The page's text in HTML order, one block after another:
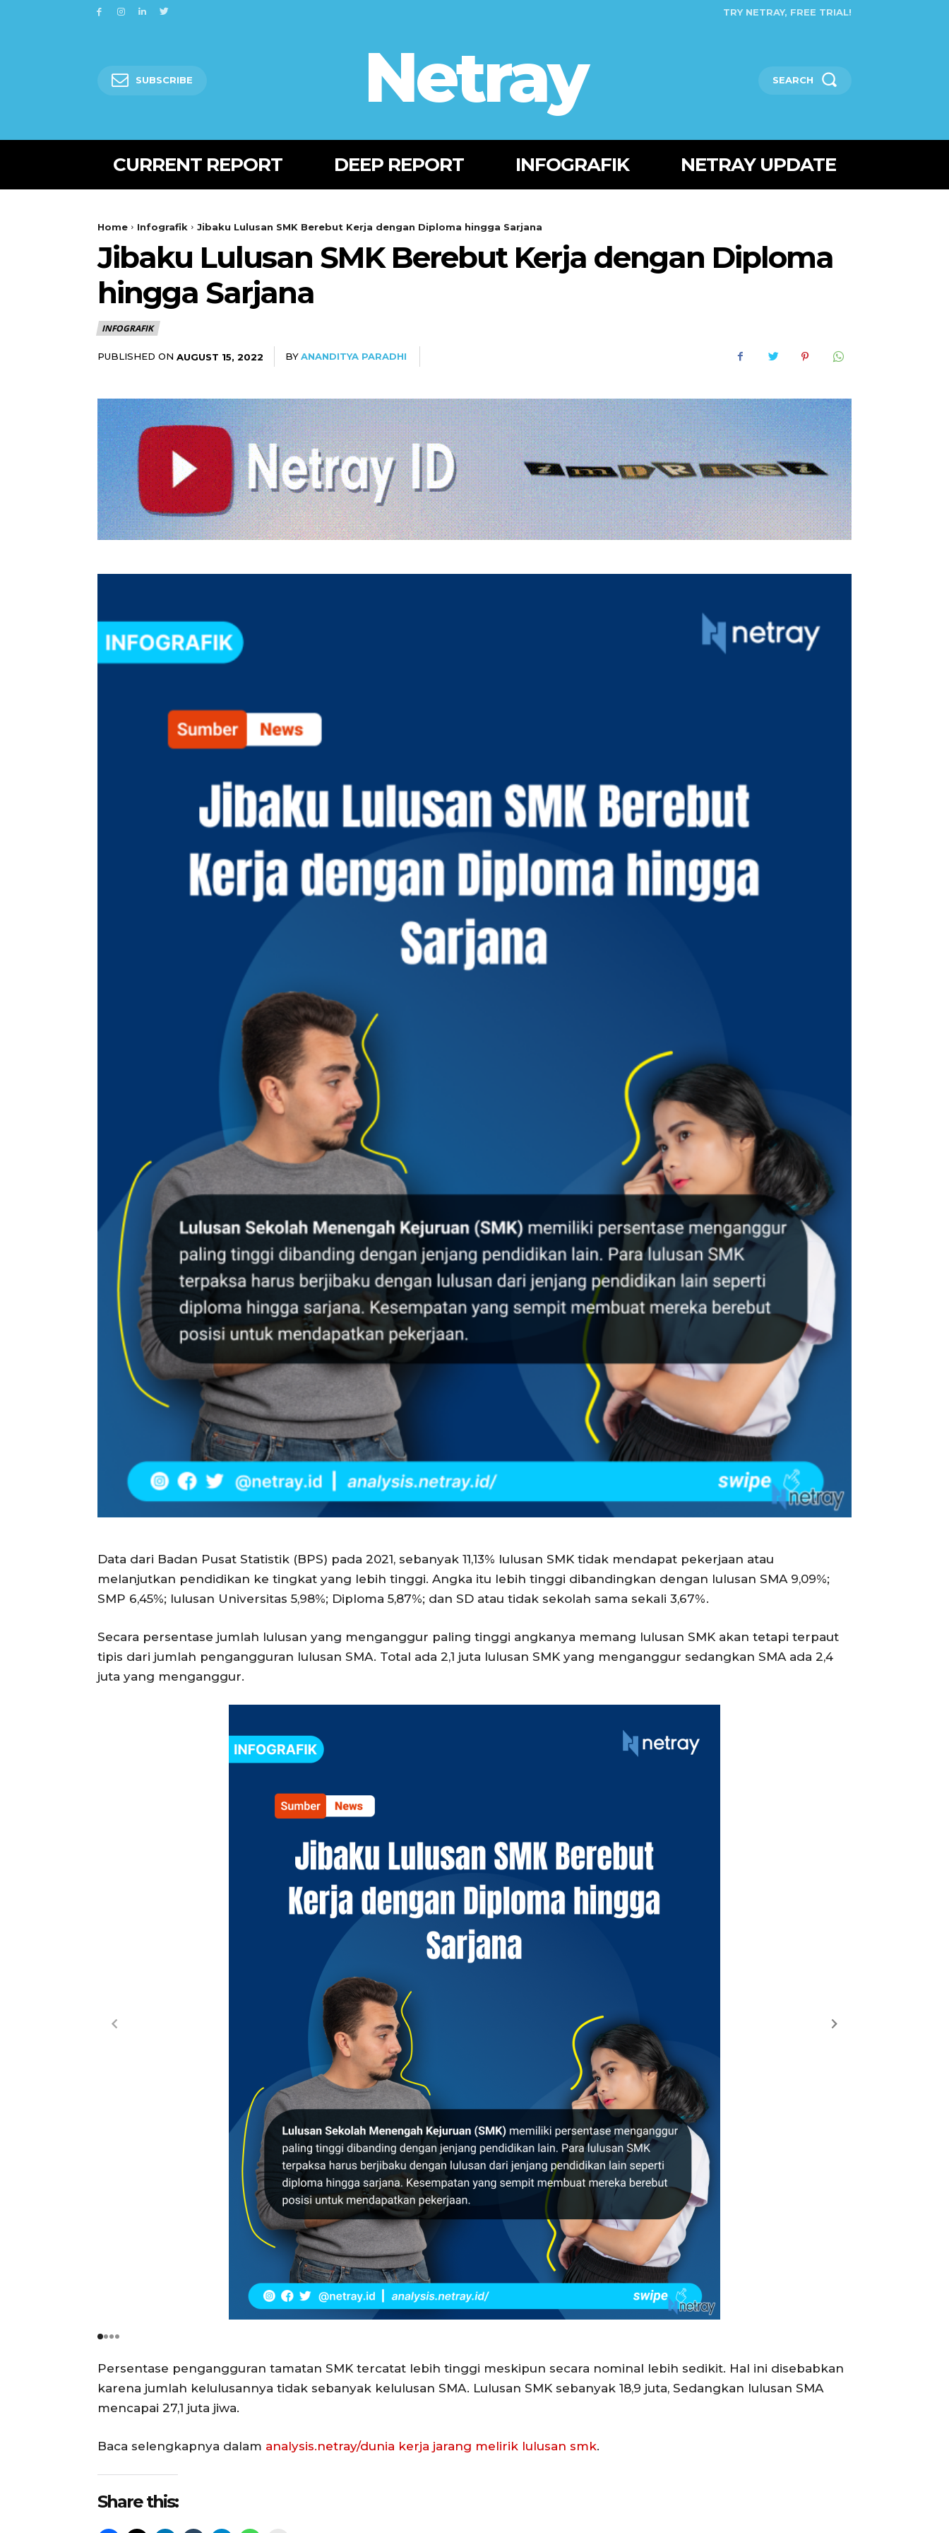
TRY NETRAY, FREE TRIAL!
SUBSCRIBE Netray SEARCH
CURRENT REPORT DEEP REPORT INFOGRAFIK NETRAY UPDATE
Home Infografik Jibaku Lulusan SMK Berebut Kerja dengan Diploma hingga Sarjana
Jibaku Lulusan SMK Berebut Kerja dengan Diploma
hingga Sarjana
INFOGRAFIK
PUBLISHED ON AUGUST 15, 2022 BYANANDITYA PARADHI
Data dari Badan Pusat Statistik (BPS) pada 2021, sebanyak 11,13% lulusan SMK tidak mendapat pekerjaan atau
melanjutkan pendidikan ke tingkat yang lebih tinggi. Angka itu lebih tinggi dibandingkan dengan lulusan SMA 9,09%;
SMP 6,45%; lulusan Universitas 5,98%; Diploma 5,87%; dan SD atau tidak sekolah sama sekali 3,67%.
Secara persentase jumlah lulusan yang menganggur paling tinggi angkanya memang lulusan SMK akan tetapi terpaut
tipis dari jumlah pengangguran lulusan SMA. Total ada 2,1 juta lulusan SMK yang menganggur sedangkan SMA ada 2,4
juta yang menganggur.
Persentase pengangguran tamatan SMK tercatat lebih tinggi meskipun secara nominal lebih sedikit. Hal ini disebabkan
karena jumlah kelulusannya tidak sebanyak kelulusan SMA. Lulusan SMK sebanyak 18,9 juta, Sedangkan lulusan SMA
mencapai 27,1 juta jiwa.
Baca selengkapnya dalam analysis.netray/dunia kerja jarang melirik lulusan smk.
Share this: